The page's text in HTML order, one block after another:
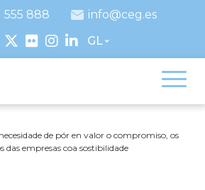
555 888
info@ceg.es
GL
de pór en valor o compromiso, os
das empresas coa sostibilidade